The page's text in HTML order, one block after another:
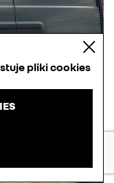
pliki cookies